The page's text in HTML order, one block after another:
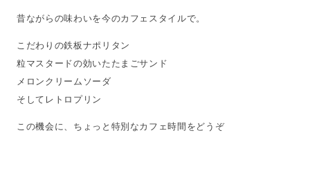
昔ながらの味わいを今のカフェスタイルで。
こだわりの鉄板ナポリタン
粒マスタードの効いたたまごサンド
メロンクリームソーダ
そしてレトロプリン
この機会に、ちょっと特別なカフェ時間をどうぞ